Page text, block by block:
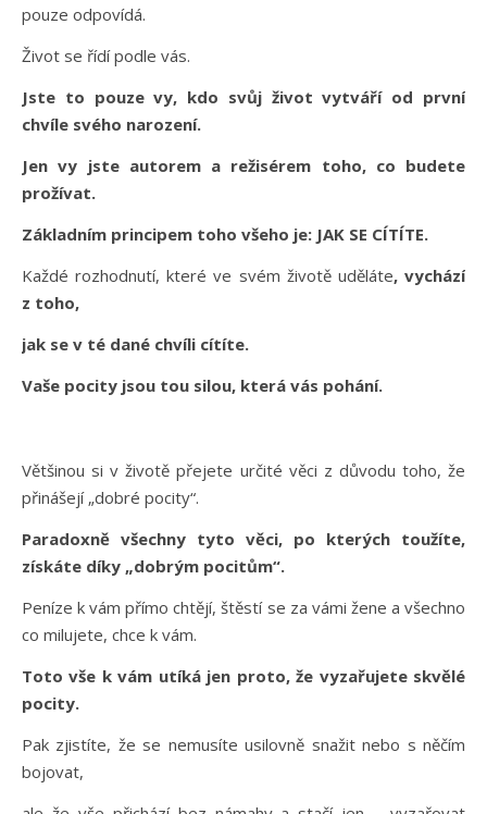
pouze odpovídá.
Život se řídí podle vás.
Jste to pouze vy, kdo svůj život vytváří od první
chvíle svého narození.
Jen vy jste autorem a režisérem toho, co budete
prožívat.
Základním principem toho všeho je: JAK SE CÍTÍTE.
Každé rozhodnutí, které ve svém životě uděláte, vychází
z toho,
jak se v té dané chvíli cítíte.
Vaše pocity jsou tou silou, která vás pohání.
Většinou si v životě přejete určité věci z důvodu toho, že
přinášejí „dobré pocity“.
Paradoxně všechny tyto věci, po kterých toužíte,
získáte díky „dobrým pocitům“.
Peníze k vám přímo chtějí, štěstí se za vámi žene a všechno
co milujete, chce k vám.
Toto vše k vám utíká jen proto, že vyzařujete skvělé
pocity.
Pak zjistíte, že se nemusíte usilovně snažit nebo s něčím
bojovat,